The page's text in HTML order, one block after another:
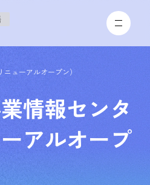
ューアルオープン）
情報センタ
アルオープ